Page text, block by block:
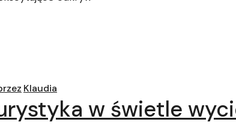
Klaudia
w świetle